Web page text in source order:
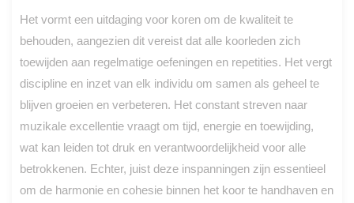
Het vormt een uitdaging voor koren om de kwaliteit te
behouden, aangezien dit vereist dat alle koorleden zich
toewijden aan regelmatige oefeningen en repetities. Het vergt
discipline en inzet van elk individu om samen als geheel te
blijven groeien en verbeteren. Het constant streven naar
muzikale excellentie vraagt om tijd, energie en toewijding,
wat kan leiden tot druk en verantwoordelijkheid voor alle
betrokkenen. Echter, juist deze inspanningen zijn essentieel
om de harmonie en cohesie binnen het koor te handhaven en